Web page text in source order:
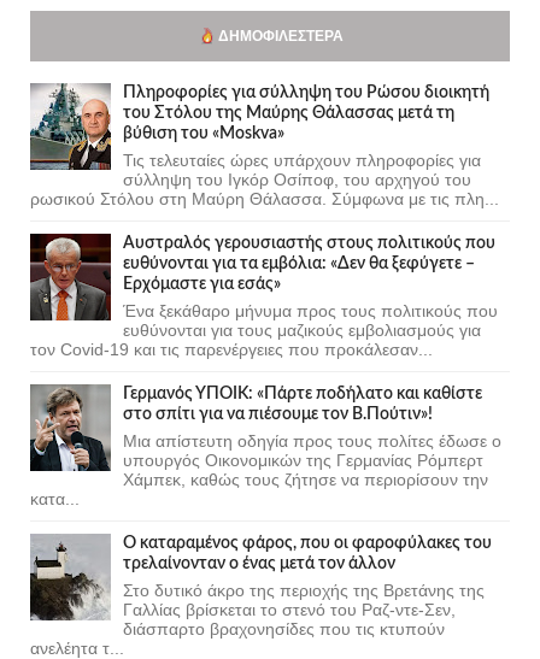
ΔΗΜΟΦΙΛΈΣΤΕΡΑ
Πληροφορίες για σύλληψη του Ρώσου διοικητή
του Στόλου της Mαύρης Θάλασσας μετά τη
βύθιση του «Moskva»
Τις τελευταίες ώρες υπάρχουν πληροφορίες για
σύλληψη του Ιγκόρ Οσίποφ, του αρχηγού του
ρωσικού Στόλου στη Μαύρη Θάλασσα. Σύμφωνα με τις πλη...
Αυστραλός γερουσιαστής στους πολιτικούς που
ευθύνονται για τα εμβόλια: «Δεν θα ξεφύγετε –
Ερχόμαστε για εσάς»
Ένα ξεκάθαρο μήνυμα προς τους πολιτικούς που
ευθύνονται για τους μαζικούς εμβολιασμούς για
τον Covid-19 και τις παρενέργειες που προκάλεσαν...
Γερμανός ΥΠΟΙΚ: «Πάρτε ποδήλατο και καθίστε
στο σπίτι για να πιέσουμε τον Β.Πούτιν»!
Μια απίστευτη οδηγία προς τους πολίτες έδωσε ο
υπουργός Οικονομικών της Γερμανίας Ρόμπερτ
Χάμπεκ, καθώς τους ζήτησε να περιορίσουν την
κατα...
Ο καταραμένος φάρος, που οι φαροφύλακες του
τρελαίνονταν ο ένας μετά τον άλλον
Στο δυτικό άκρο της περιοχής της Βρετάνης της
Γαλλίας βρίσκεται το στενό του Ραζ-ντε-Σεν,
διάσπαρτο βραχονησίδες που τις κτυπούν
ανελέητα τ...